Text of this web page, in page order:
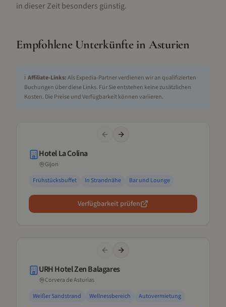
in dieser Zeit besonders günstig.
Empfohlene Unterkünfte in Asturien
ℹ️ Affiliate-Links:Als Expedia-Partner verdienen wir an qualifizierten
Buchungen über diese Links. Für Sie entstehen keine zusätzlichen
Kosten. Die Preise und Verfügbarkeit können variieren.
Previous slide
Next slide
Hotel La Colina
Gijon
Frühstücksbuffet
In Strandnähe Bar und Lounge
Verfügbarkeit prüfen
Previous slide
Next slide
URH Hotel Zen Balagares
Corvera de Asturias
Weißer Sandstrand
Wellnessbereich Autovermietung